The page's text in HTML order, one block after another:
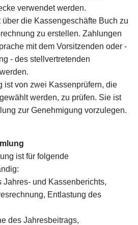
verwendet werden.
die Kassengeschäfte Buch zu
zu erstellen. Zahlungen
mit dem Vorsitzenden oder -
- des stellvertretenden
ist von zwei Kassenprüfern, die
werden, zu prüfen. Sie ist
zur Genehmigung vorzulegen.
ist für folgende
Jahres- und Kassenberichts,
Entlastung des
des Jahresbeitrags,